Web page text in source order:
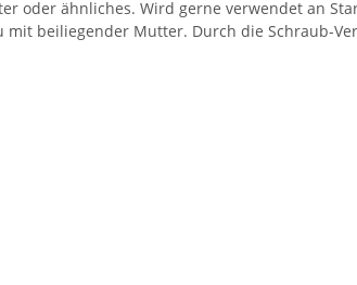
oder ähnliches. Wird gerne verwendet an
mit beiliegender Mutter. Durch die Schraub-